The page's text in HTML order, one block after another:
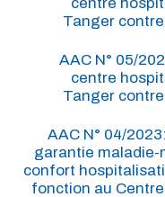
Tanger
AAC N° 05/
centre
Tanger
AAC N° 04/
garantie maladie-
confort
fonction au